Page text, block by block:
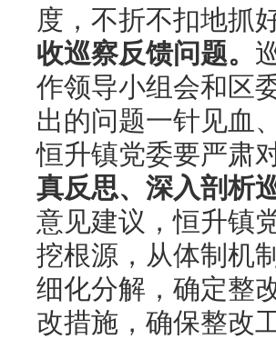
度，不折不扣地抓
收巡察反馈问题。
作领导小组会和区
出的问题一针见血
恒升镇党委要严肃
真反思、深入剖析
意见建议，恒升镇
挖根源，从体制机
细化分解，确定整
改措施，确保整改